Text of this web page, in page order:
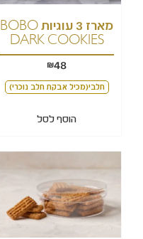
מארז 3 עוגיות BOBO
DARK COOKIES
48
₪
חלבי(מכיל אבקת חלב נוכרי)
הוסף לסל